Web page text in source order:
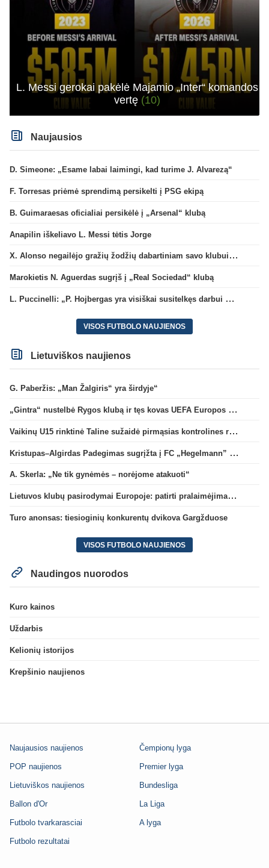
L. Messi gerokai pakėlė Majamio „Inter“ komandos
vertę (10)
Naujausios
D. Simeone: „Esame labai laimingi, kad turime J. Alvarezą“
F. Torresas priėmė sprendimą persikelti į PSG ekipą
B. Guimaraesas oficialiai persikėlė į „Arsenal“ klubą
Anapilin iškeliavo L. Messi tėtis Jorge
X. Alonso negailėjo gražių žodžių dabartiniam savo klubui „Chelsea“
Marokietis N. Aguerdas sugrįš į „Real Sociedad“ klubą
L. Puccinelli: „P. Hojbergas yra visiškai susitelkęs darbui Marselyje“
VISOS FUTBOLO NAUJIENOS
Lietuviškos naujienos
G. Paberžis: „Man Žalgiris“ yra širdyje“
„Gintra“ nustelbė Rygos klubą ir tęs kovas UEFA Europos taurės atrankoje
Vaikinų U15 rinktinė Taline sužaidė pirmąsias kontrolines rungtynes
Kristupas–Algirdas Padegimas sugrįžta į FC „Hegelmann” B sudėtį
A. Skerla: „Ne tik gynėmės – norėjome atakuoti“
Lietuvos klubų pasirodymai Europoje: patirti pralaimėjimai Kroatijos atstovams
Turo anonsas: tiesioginių konkurentų dvikova Gargžduose
VISOS FUTBOLO NAUJIENOS
Naudingos nuorodos
Kuro kainos
Uždarbis
Kelionių istorijos
Krepšinio naujienos
Naujausios naujienos
POP naujienos
Lietuviškos naujienos
Ballon d'Or
Futbolo tvarkarasciai
Futbolo rezultatai
Čempionų lyga
Premier lyga
Bundesliga
La Liga
A lyga